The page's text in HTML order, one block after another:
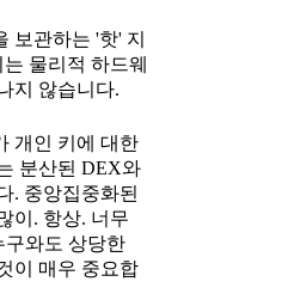
보관하는 '핫' 지
물리적 하드웨
지 않습니다.
개인 키에 대한
분산된 DEX와
. 중앙집중화된
이. 항상. 너무
구와도 상당한
이 매우 중요합